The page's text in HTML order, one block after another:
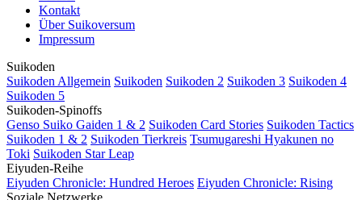
Kontakt
Über Suikoversum
Impressum
Suikoden
Suikoden Allgemein Suikoden Suikoden 2 Suikoden 3 Suikoden 4
Suikoden 5
Suikoden-Spinoffs
Genso Suiko Gaiden 1 & 2 Suikoden Card Stories Suikoden Tactics
Suikoden 1 & 2 Suikoden Tierkreis Tsumugareshi Hyakunen no
Toki Suikoden Star Leap
Eiyuden-Reihe
Eiyuden Chronicle: Hundred Heroes Eiyuden Chronicle: Rising
Soziale Netzwerke